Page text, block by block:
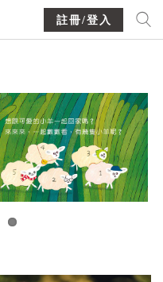
註冊/登入